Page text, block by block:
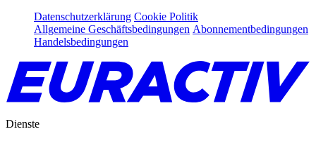
Datenschutzerklärung Cookie Politik
Allgemeine Geschäftsbedingungen Abonnementbedingungen
Handelsbedingungen
Dienste